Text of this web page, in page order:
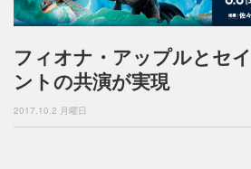
フィオナ・アップルとセ
ントの共演が実現
2017.10.2 月曜日